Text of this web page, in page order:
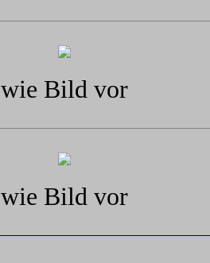
wie Bild vor
wie Bild vor